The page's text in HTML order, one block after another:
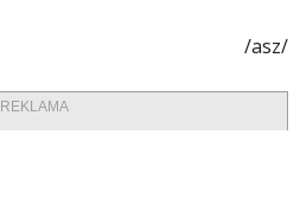
/asz/
REKLAMA